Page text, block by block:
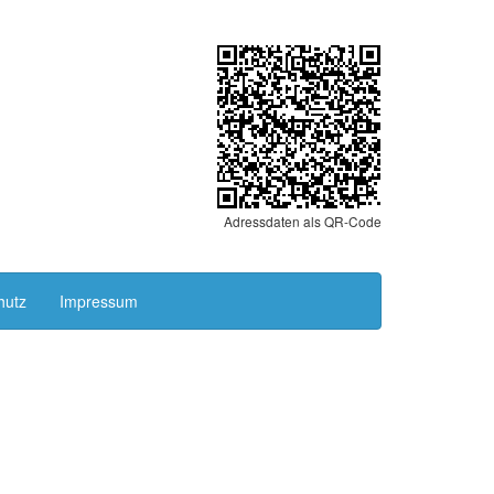
Adressdaten als QR-Code
Impressum